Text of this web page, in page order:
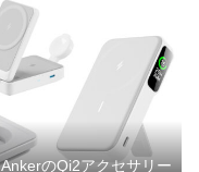
AnkerのQi2アクセサリー